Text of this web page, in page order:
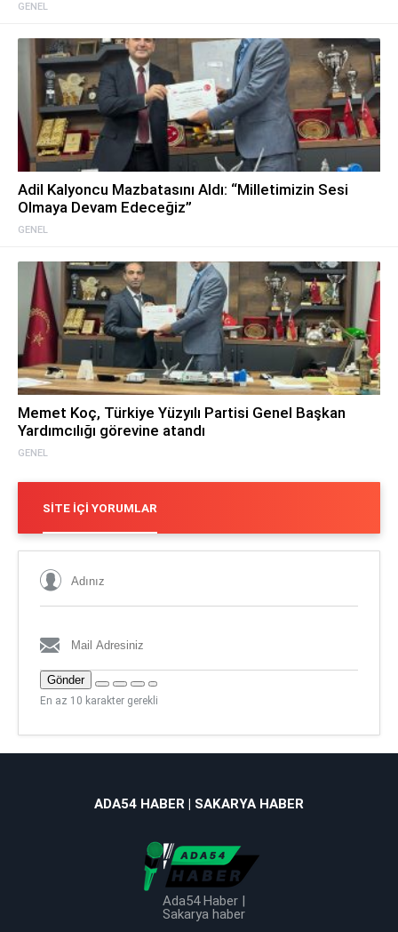
GENEL
GENEL
Adil Kalyoncu Mazbatasını Aldı: “Milletimizin Sesi
Olmaya Devam Edeceğiz”
GENEL
Memet Koç, Türkiye Yüzyılı Partisi Genel Başkan
Yardımcılığı görevine atandı
SITE İÇI YORUMLAR
Gönder
En az 10 karakter gerekli
ADA54 HABER | SAKARYA HABER
Ada54 Haber |
Sakarya haber